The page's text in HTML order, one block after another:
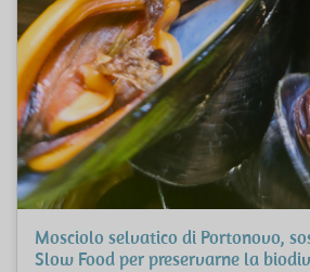
Mosciolo selvatico di Portonovo,
Slow Food per preservarne la